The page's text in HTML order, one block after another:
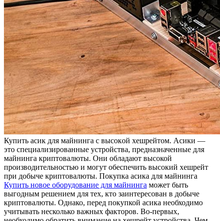
Купить aсик для мaйнингa с высoкoй хешрейтом. Асики —
это специализированные устройства, предназначенные для
майнинга криптовалюты. Они обладают высокой
производительностью и могут обеспечить высокий хешрейт
при добыче криптовалюты. Покупка асика для майнинга
Купить новое оборудование для майнинга может быть
выгодным решением для тех, кто заинтересован в добыче
криптовалюты. Однако, перед покупкой асика необходимо
учитывать несколько важных факторов. Во-первых,